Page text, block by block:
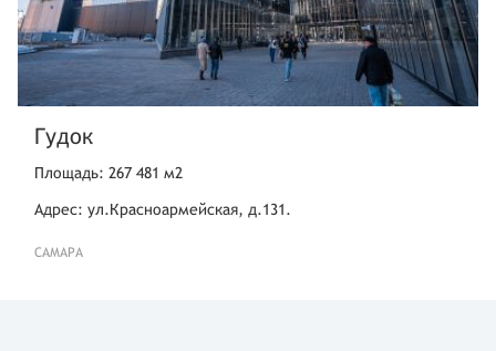
Гудок
Площадь: 267 481 м2
Адрес: ул.Красноармейская, д.131.
САМАРА